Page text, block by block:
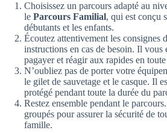
Choisissez un parcours adapté au
le Parcours Familial, qui est conçu
débutants et les enfants.
Écoutez attentivement les consignes
instructions en cas de besoin. Il vous
pagayer et réagir aux rapides en
N’oubliez pas de porter votre
le gilet de sauvetage et le casque. Il
protégé pendant toute la durée du
Restez ensemble pendant le
groupés pour assurer la sécurité de
famille.